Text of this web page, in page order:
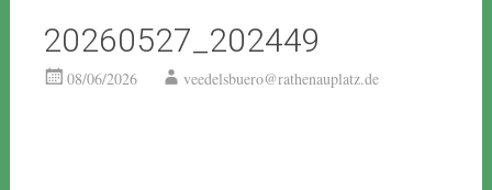
20260527_202449
08/06/2026 veedelsbuero@rathenauplatz.de